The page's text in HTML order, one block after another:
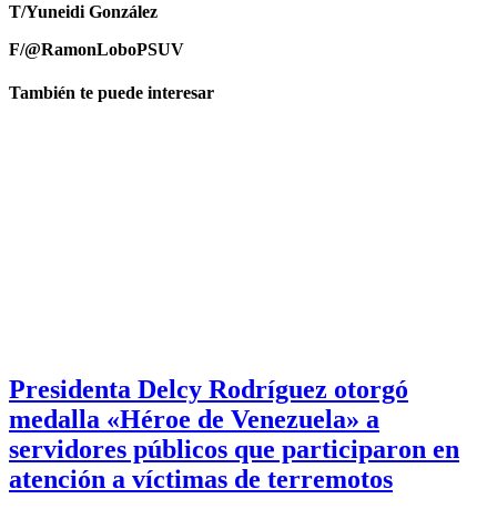
T/Yuneidi González
F/@RamonLoboPSUV
También te puede interesar
Presidenta Delcy Rodríguez otorgó
medalla «Héroe de Venezuela» a
servidores públicos que participaron en
atención a víctimas de terremotos